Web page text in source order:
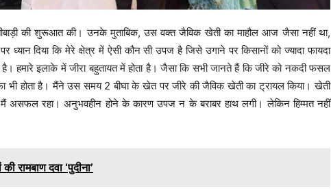
की शुरूआत की। उनके मुताबिक, उस वक्त जैविक खेती का माहौल आज जैसा नहीं था,
दिया कि मेरे क्षेत्र में ऐसी कौन सी उपज है जिसे उगाने पर किसानों को ज्यादा फायदा
है। हमारे इलाके में जीरा बहुतायत में होता है। जैसा कि सभी जानते हैं कि जीरे को नकदी फसल
भी होता है। मैंने उस समय 2 बीघा के खेत पर जीरे की जैविक खेती का ट्रायल किया। खेती
असफल रहा। अनुभवहीन होने के कारण उपज न के बराबर हाथ लगी। लेकिन हिम्मत नहीं
रामबाण दवा ‘पुदीना’